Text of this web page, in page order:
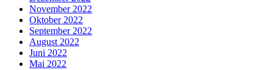
November 2022
Oktober 2022
September 2022
August 2022
Juni 2022
Mai 2022